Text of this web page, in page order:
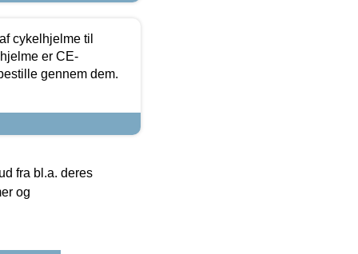
cykelhjelme til
er CE-
gennem dem.
fra bl.a. deres
og